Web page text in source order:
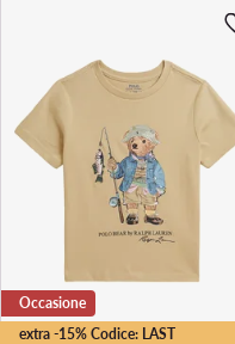
extra -15% Codice: LAST
Occasione